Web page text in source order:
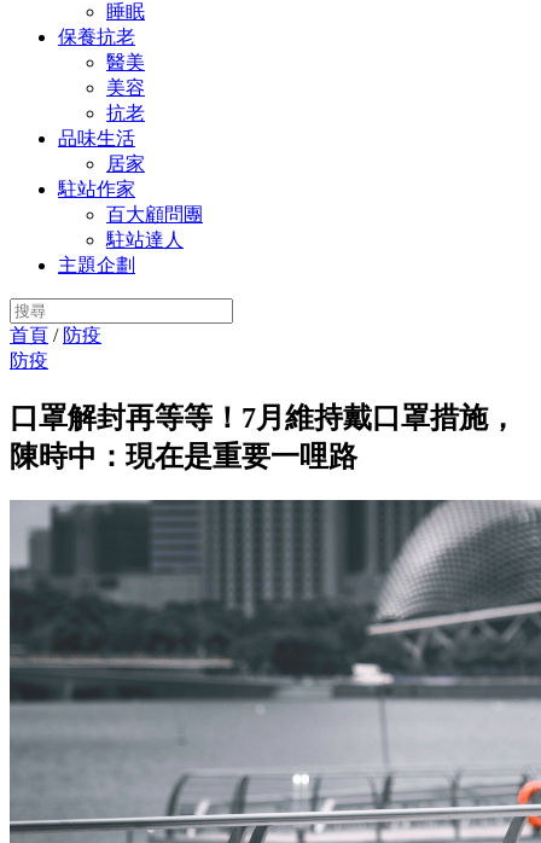
睡眠
保養抗老
醫美
美容
抗老
品味生活
居家
駐站作家
百大顧問團
駐站達人
主題企劃
首頁 / 防疫
防疫
口罩解封再等等！7月維持戴口罩措施，
陳時中：現在是重要一哩路